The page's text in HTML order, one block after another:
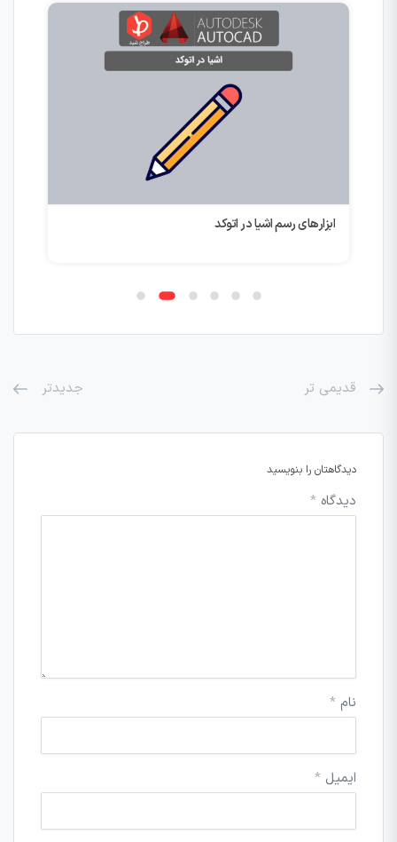
ابزارهای رسم اشیا در اتوکد
قدیمی تر جدیدتر
دیدگاهتان را بنویسید
دیدگاه *
نام *
ایمیل *